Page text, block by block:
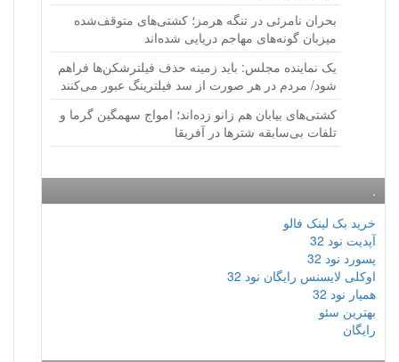
بحران نامرئی در تنگه هرمز؛ کشتی‌های متوقف‌شده
میزبان گونه‌های مهاجم دریایی شده‌اند
یک نماینده مجلس: باید زمینه حذف فیلترشکن‌ها فراهم
شود/ مردم در هر صورت از سد فیلترینگ عبور می‌کنند
کشتی‌های بیابان هم زانو زده‌اند؛ امواج سهمگین گرما و
تلفات بی‌سابقه شترها در آفریقا
.
خرید بک لینک فالو
آپدیت نود 32
پسورد نود 32
اوکلی لایسنس رایگان نود 32
همیار نود 32
بهترین سئو
رایگان